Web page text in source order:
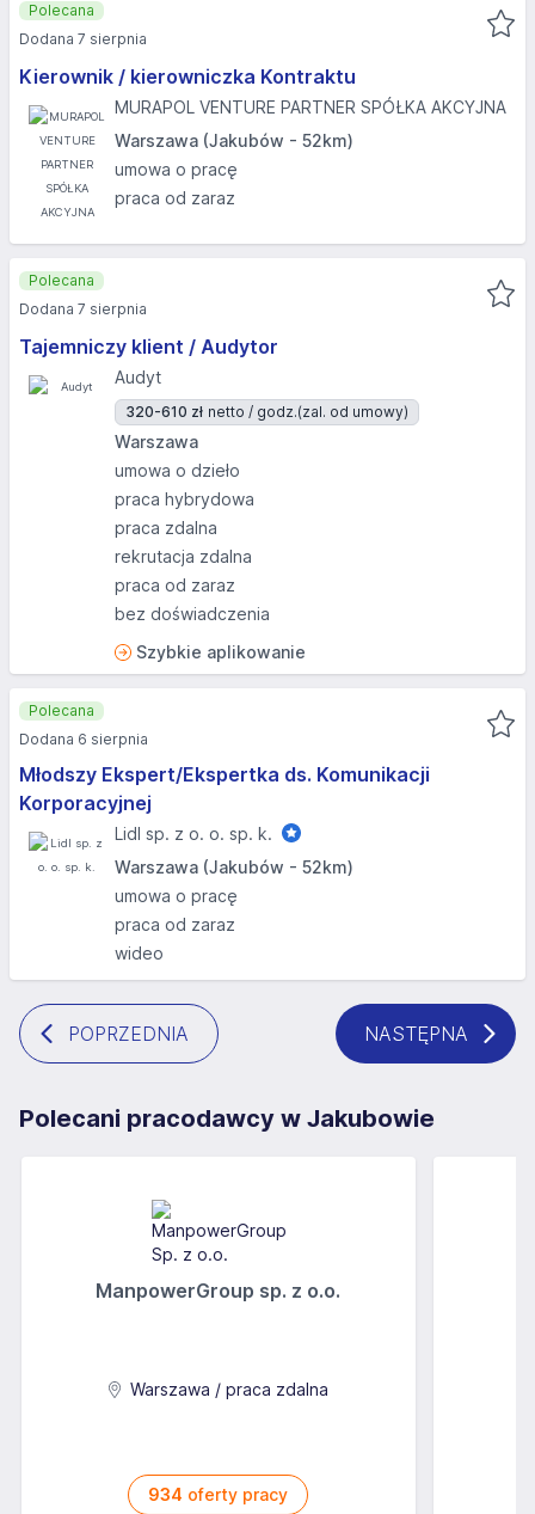
Kierownik / kierowniczka Kontraktu
MURAPOL VENTURE PARTNER SPÓŁKA AKCYJNA
Warszawa (Jakubów - 52km)
umowa o pracę
praca od zaraz
Polecana
Dodana 7 sierpnia
Tajemniczy klient / Audytor
Audyt
320-610 zł netto / godz.(zal. od umowy)
Warszawa
umowa o dzieło
praca hybrydowa
praca zdalna
rekrutacja zdalna
praca od zaraz
bez doświadczenia
Szybkie aplikowanie
Polecana
Dodana 7 sierpnia
Młodszy Ekspert/Ekspertka ds. Komunikacji
Korporacyjnej
Lidl sp. z o. o. sp. k.
Warszawa (Jakubów - 52km)
umowa o pracę
praca od zaraz
wideo
Polecana
Dodana 6 sierpnia
POPRZEDNIA NASTĘPNA
Polecani pracodawcy w Jakubowie
ManpowerGroup sp. z o.o.
Warszawa / praca zdalna
934 oferty pracy